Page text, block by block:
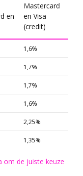
en
Mastercard
en Visa
(credit)
1,6%
1,7%
1,7%
1,6%
2,25%
1,35%
om de juiste keuze